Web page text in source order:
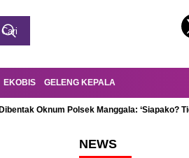
EKOBIS GELENG KEPALA
Oknum Polsek Manggala: ‘Siapako?
NEWS